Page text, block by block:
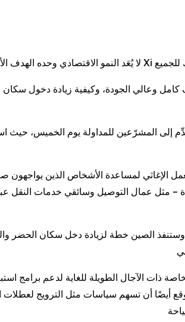
إلى المشرّعين للمداولة يوم الخميس،
الإغاثي لمساعدة الأشخاص الذين
– مثل عمال التوصيل وسائقي خدمات
وستنفذ الصين خطة لزيادة دخل سكان الحضر
يوان من سندات الخزانة الخاصة ذات الآجال الطويلة
ومن المتوقع أيضًا أن تسهم سياسات مثل